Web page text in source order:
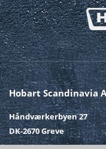
Hobart Scandinavia
Håndværkerbyen 27
DK-2670 Greve